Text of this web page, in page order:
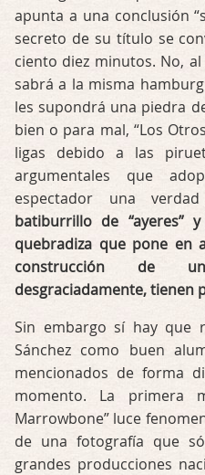
apunta a una conclusión
secreto de su título se
ciento diez minutos. No,
sabrá a la misma
les supondrá una piedra
bien o para mal, “Los
ligas debido a las
argumentales que
espectador una
batiburrillo de “ayeres”
quebradiza que pone en
construcción de
desgraciadamente, tienen
Sin embargo sí hay que
Sánchez como buen
mencionados de forma
momento. La primera
Marrowbone” luce
de una fotografía que
grandes producciones